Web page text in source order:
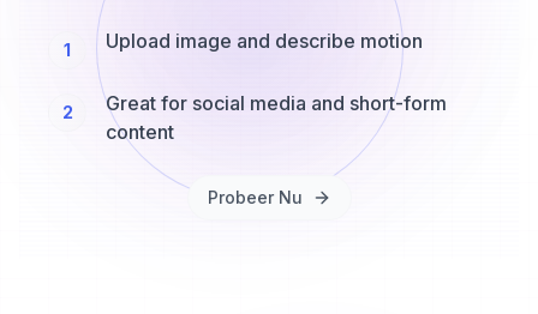
1 Upload image and describe motion
2
Great for social media and short-form
content
Probeer Nu